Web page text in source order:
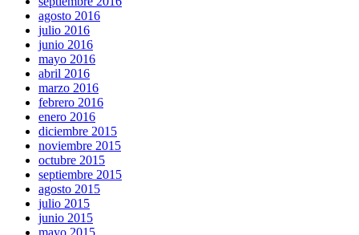
agosto 2016
julio 2016
junio 2016
mayo 2016
abril 2016
marzo 2016
febrero 2016
enero 2016
diciembre 2015
noviembre 2015
octubre 2015
septiembre 2015
agosto 2015
julio 2015
junio 2015
mayo 2015